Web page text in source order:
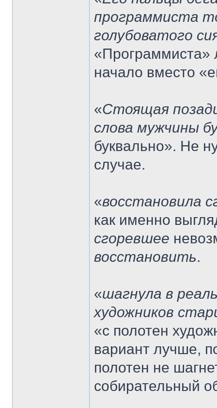
программиста
голубоватого
«Программиста»
начало вместо
«Стоящая
слова мужчины
буквально». Не
случае.
«восстановила
как именно
сгоревшее
восстановить.
«шагнула в
художников
«с полотен
вариант лучше,
полотен не
собирательный